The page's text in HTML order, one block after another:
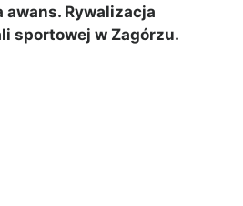
Rywalizacja
sportowej w Zagórzu.